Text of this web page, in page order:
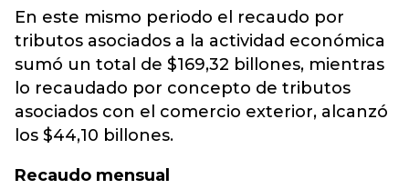
En este mismo periodo el recaudo por
tributos asociados a la actividad económica
sumó un total de $169,32 billones, mientras
lo recaudado por concepto de tributos
asociados con el comercio exterior, alcanzó
los $44,10 billones.
Recaudo mensual